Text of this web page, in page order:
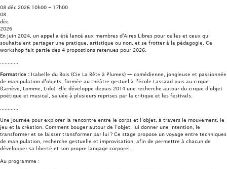
08 déc 2026 10h00 - 17h00
08
déc
2026
En juin 2024, un appel a été lancé aux membres d'Aires Libres pour celles et ceux qui
souhaitaient partager une pratique, artistique ou non, et se frotter à la pédagogie. Ce
workshop fait partie des 4 propostions retenues pour 2026.
............
Formatrice : Isabelle du Bois (Cie La Bête à Plumes) — comédienne, jongleuse et passionnée
de manipulation d’objets, formée au théâtre gestuel à l’école Lassaad puis au cirque
(Genève, Lomme, Lido). Elle développe depuis 2014 une recherche autour du cirque d’objet
poétique et musical, saluée à plusieurs reprises par la critique et les festivals.
............
Une journée pour explorer la rencontre entre le corps et l’objet, à travers le mouvement, le
jeu et la création. Comment bouger autour de l’objet, lui donner une intention, le
transformer et se laisser transformer par lui ? Ce stage propose un voyage entre techniques
de manipulation, recherche gestuelle et improvisation, afin de permettre à chacun de
développer sa liberté et son propre langage corporel.
Au programme :